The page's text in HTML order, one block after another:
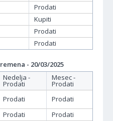
Prodati
Kupiti
Prodati
Prodati
- 20/03/2025
Nedelja -
Prodati
Mesec -
Prodati
Prodati
Prodati
Prodati
Prodati